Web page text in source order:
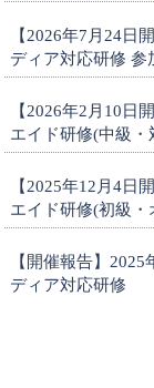
【2026年7月24日
ディア対応研修 参
【2026年2月10日
エイド研修(中級
浜) 参加者募集
【2025年12月4日
エイド研修(初級・
者募集
【開催報告】2025
ディア対応研修